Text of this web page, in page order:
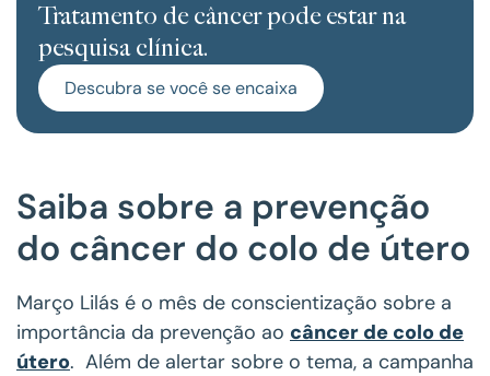
Tratamento de câncer pode estar na
pesquisa clínica.
Descubra se você se encaixa
Saiba sobre a prevenção
do câncer do colo de útero
Março Lilás é o mês de conscientização sobre a
importância da prevenção ao câncer de colo de
útero. Além de alertar sobre o tema, a campanha